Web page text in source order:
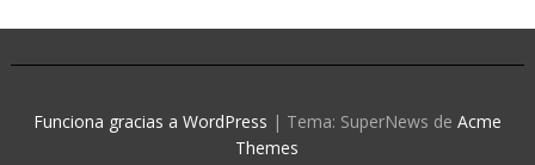
Funciona gracias a WordPress | Tema: SuperNews de Acme
Themes